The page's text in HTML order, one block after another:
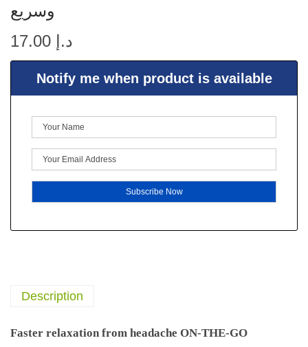
وسريع
د.إ
Notify me when product is available
Description
Faster relaxation from headache ON-THE-GO